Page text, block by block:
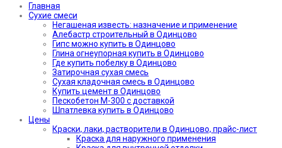
Главная
Сухие смеси
Негашеная известь: назначение и применение
Алебастр строительный в Одинцово
Гипс можно купить в Одинцово
Глина огнеупорная купить в Одинцово
Где купить побелку в Одинцово
Затирочная сухая смесь
Сухая кладочная смесь в Одинцово
Купить цемент в Одинцово
Пескобетон М-300 с доставкой
Шпатлевка купить в Одинцово
Цены
Краски, лаки, растворители в Одинцово, прайс-лист
Краска для наружного применения